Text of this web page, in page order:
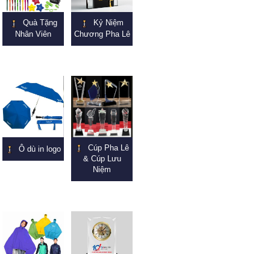
Quà Tặng
Nhân Viên
Kỷ Niệm
Chương Pha Lê
Ô dù in logo
Cúp Pha Lê
& Cúp Lưu
Niệm